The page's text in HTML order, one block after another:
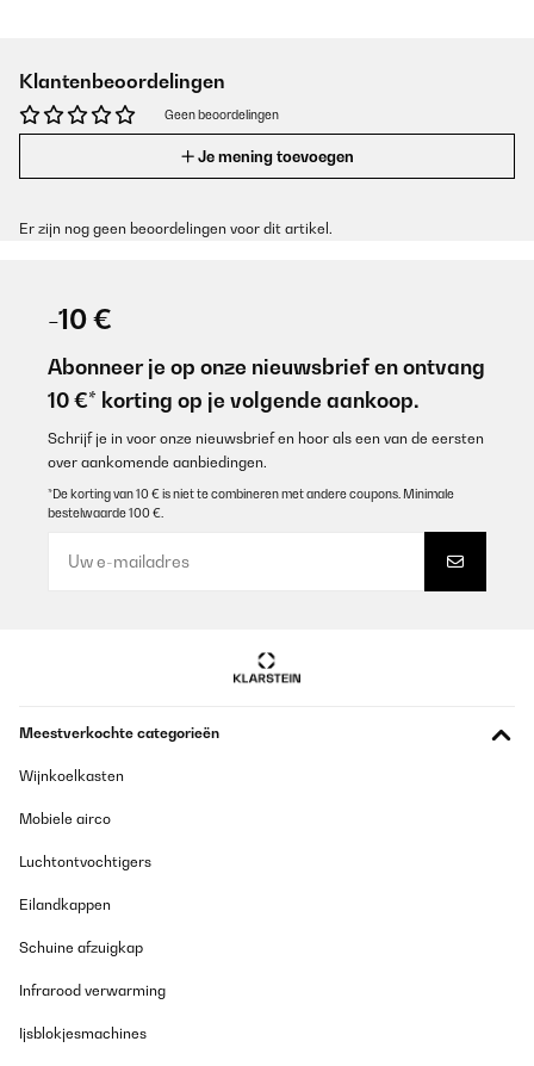
Klantenbeoordelingen
Geen beoordelingen
Je mening toevoegen
Er zijn nog geen beoordelingen voor dit artikel.
-10 €
Abonneer je op onze nieuwsbrief en ontvang
10 €* korting op je volgende aankoop.
Schrijf je in voor onze nieuwsbrief en hoor als een van de eersten
over aankomende aanbiedingen.
*De korting van 10 € is niet te combineren met andere coupons. Minimale
bestelwaarde 100 €.
Meestverkochte categorieën
Wijnkoelkasten
Mobiele airco
Luchtontvochtigers
Eilandkappen
Schuine afzuigkap
Infrarood verwarming
Ijsblokjesmachines